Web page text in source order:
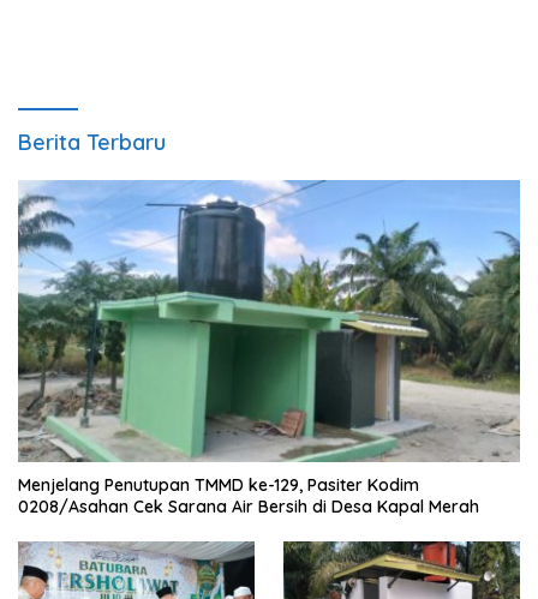
Berita Terbaru
Menjelang Penutupan TMMD ke-129, Pasiter Kodim
0208/Asahan Cek Sarana Air Bersih di Desa Kapal Merah